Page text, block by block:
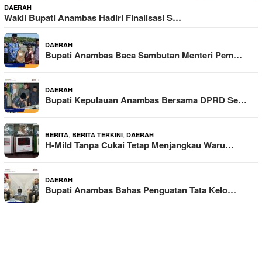
DAERAH
Wakil Bupati Anambas Hadiri Finalisasi S…
DAERAH
Bupati Anambas Baca Sambutan Menteri Pem…
DAERAH
Bupati Kepulauan Anambas Bersama DPRD Se…
BERITA BERITA TERKINI DAERAH
H-Mild Tanpa Cukai Tetap Menjangkau Waru…
DAERAH
Bupati Anambas Bahas Penguatan Tata Kelo…